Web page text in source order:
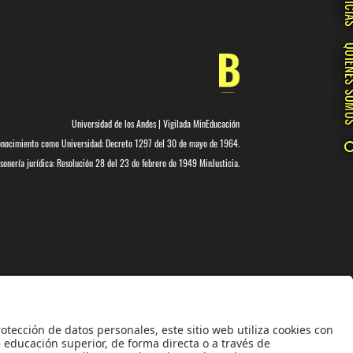
Universidad de los Andes | Vigilada MinEducación
como Universidad: Decreto 1297 del 30 de mayo de 1964.
jurídica: Resolución 28 del 23 de febrero de 1949 MinJusticia.